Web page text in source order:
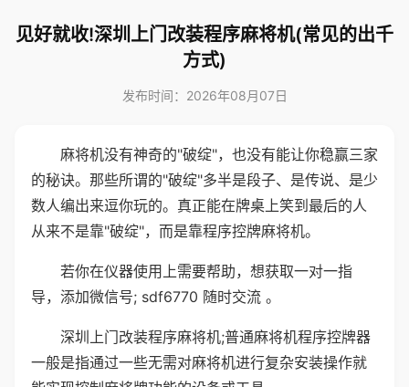
见好就收!深圳上门改装程序麻将机(常见的出千
方式)
发布时间：2026年08月07日
麻将机没有神奇的"破绽"，也没有能让你稳赢三家
的秘诀。那些所谓的"破绽"多半是段子、是传说、是少
数人编出来逗你玩的。真正能在牌桌上笑到最后的人
从来不是靠"破绽"，而是靠程序控牌麻将机。
若你在仪器使用上需要帮助，想获取一对一指
导，添加微信号; sdf6770 随时交流 。
深圳上门改装程序麻将机;普通麻将机程序控牌器
一般是指通过一些无需对麻将机进行复杂安装操作就